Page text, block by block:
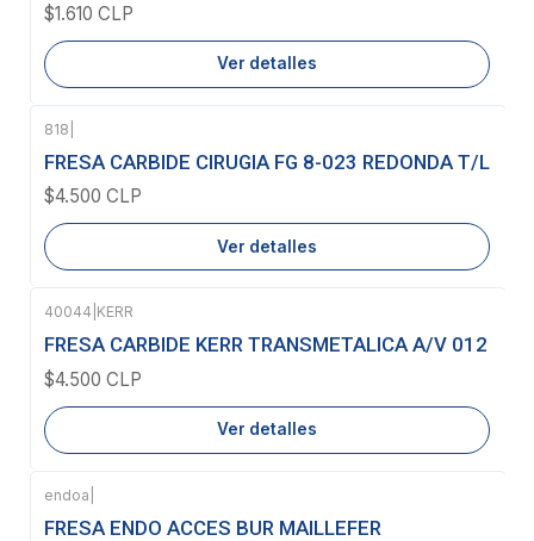
$1.610 CLP
Ver detalles
Agotado
818
FRESA CARBIDE CIRUGIA FG 8-023 REDONDA T/L
$4.500 CLP
Ver detalles
Agotado
40044 KERR
FRESA CARBIDE KERR TRANSMETALICA A/V 012
$4.500 CLP
Ver detalles
Agotado
endoa
FRESA ENDO ACCES BUR MAILLEFER